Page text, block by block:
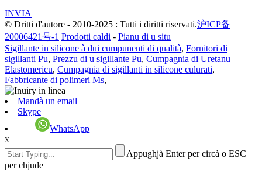
INVIA
© Dritti d'autore - 2010-2025 : Tutti i diritti riservati.沪ICP备
20006421号-1 Prodotti caldi - Pianu di u situ
Sigillante in silicone à dui cumpunenti di qualità, Fornitori di
sigillanti Pu, Prezzu di u sigillante Pu, Cumpagnia di Uretanu
Elastomericu, Cumpagnia di sigillanti in silicone culurati,
Fabbricante di polimeri Ms,
Mandà un email
Skype
WhatsApp
x
Appughjà Enter per circà o ESC
per chjude